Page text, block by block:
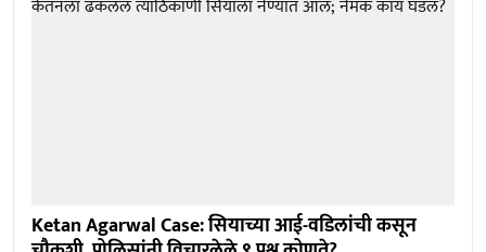
Ketan Agarwal Case: सियाच्या आई-वडिलांची कसून